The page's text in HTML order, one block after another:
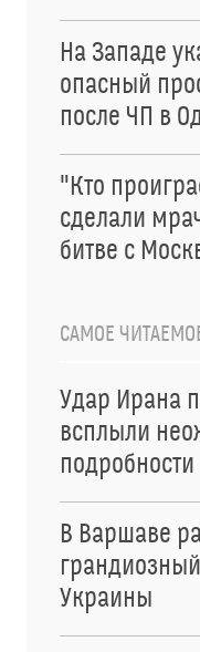
На Западе
опасный
после ЧП в
"Кто
сделали
битве с
САМОЕ
Удар Ирана
всплыли
подробности
В Варшаве
Украины